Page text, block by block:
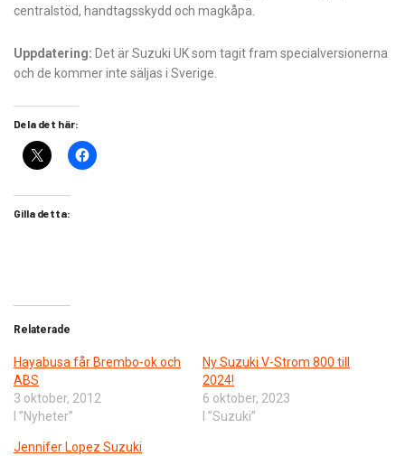
centralstöd, handtagsskydd och magkåpa.
Uppdatering: Det är Suzuki UK som tagit fram specialversionerna
och de kommer inte säljas i Sverige.
Dela det här:
Gilla detta:
Relaterade
Hayabusa får Brembo-ok och
ABS
3 oktober, 2012
I ”Nyheter”
Ny Suzuki V-Strom 800 till
2024!
6 oktober, 2023
I ”Suzuki”
Jennifer Lopez Suzuki